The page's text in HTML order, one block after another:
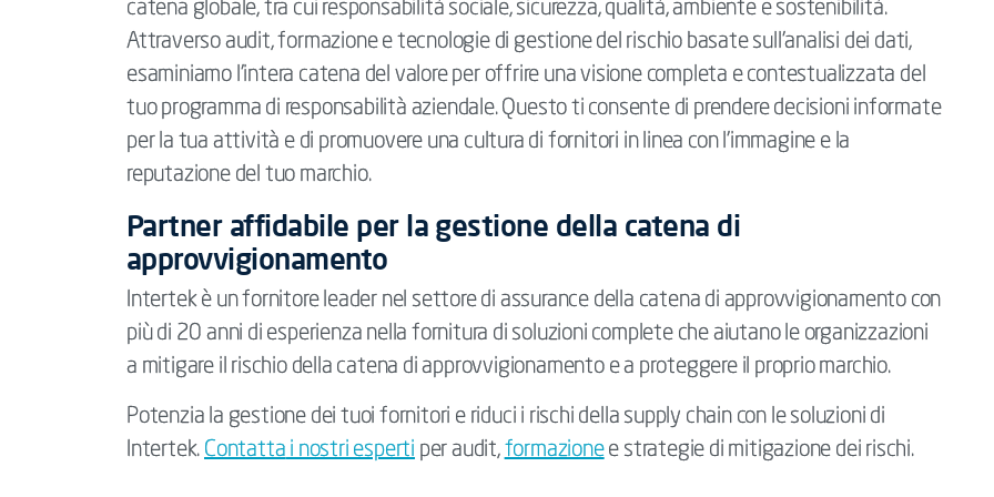
catena globale, tra cui responsabilità sociale, sicurezza, qualità, ambiente e sostenibilità.
Attraverso audit, formazione e tecnologie di gestione del rischio basate sull'analisi dei dati,
esaminiamo l'intera catena del valore per offrire una visione completa e contestualizzata del
tuo programma di responsabilità aziendale. Questo ti consente di prendere decisioni informate
per la tua attività e di promuovere una cultura di fornitori in linea con l'immagine e la
reputazione del tuo marchio.
Partner affidabile per la gestione della catena di
approvvigionamento
Intertek è un fornitore leader nel settore di assurance della catena di approvvigionamento con
più di 20 anni di esperienza nella fornitura di soluzioni complete che aiutano le organizzazioni
a mitigare il rischio della catena di approvvigionamento e a proteggere il proprio marchio.
Potenzia la gestione dei tuoi fornitori e riduci i rischi della supply chain con le soluzioni di
Intertek. Contatta i nostri esperti per audit, formazionee strategie di mitigazione dei rischi.